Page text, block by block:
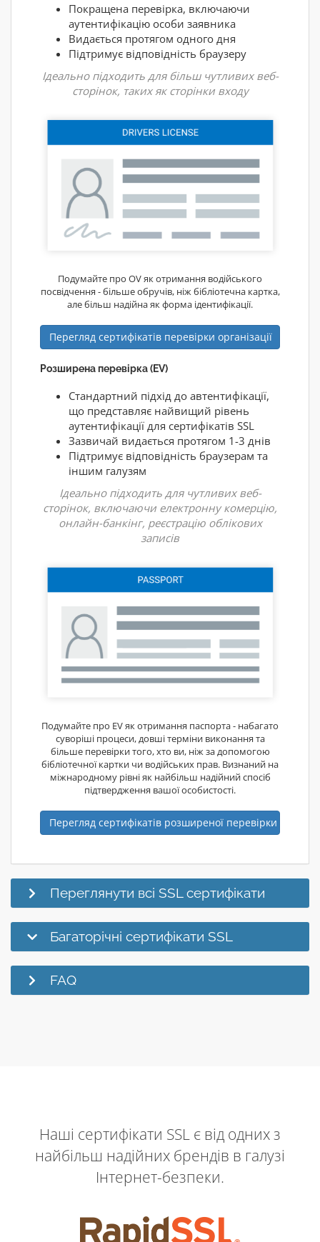
Покращена перевірка, включаючи
аутентифікацію особи заявника
Видається протягом одного дня
Підтримує відповідність браузеру
Ідеально підходить для більш чутливих веб-
сторінок, таких як сторінки входу
Подумайте про OV як отримання водійського
посвідчення - більше обручів, ніж бібліотечна картка,
але більш надійна як форма ідентифікації.
Перегляд сертифікатів перевірки організації
Розширена перевірка (EV)
Стандартний підхід до автентифікації,
що представляє найвищий рівень
аутентифікації для сертифікатів SSL
Зазвичай видається протягом 1-3 днів
Підтримує відповідність браузерам та
іншим галузям
Ідеально підходить для чутливих веб-
сторінок, включаючи електронну комерцію,
онлайн-банкінг, реєстрацію облікових
записів
Подумайте про EV як отримання паспорта - набагато
суворіші процеси, довші терміни виконання та
більше перевірки того, хто ви, ніж за допомогою
бібліотечної картки чи водійських прав. Визнаний на
міжнародному рівні як найбільш надійний спосіб
підтвердження вашої особистості.
Перегляд сертифікатів розширеної перевірки
Переглянути всі SSL сертифікати
Багаторічні сертифікати SSL
FAQ
Наші сертифікати SSL є від одних з
найбільш надійних брендів в галузі
Інтернет-безпеки.